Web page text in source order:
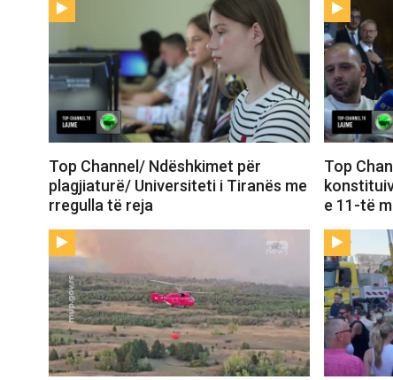
Top Channel/ Ndëshkimet për
plagjiaturë/ Universiteti i Tiranës me
rregulla të reja
Top
e 11-të